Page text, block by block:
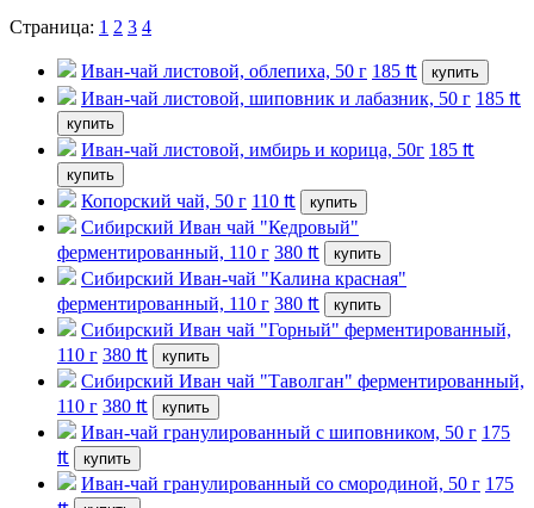
Страница: 1 2 3 4
Иван-чай листовой, облепиха, 50 г 185 ₶ купить
Иван-чай листовой, шиповник и лабазник, 50 г 185 ₶
купить
Иван-чай листовой, имбирь и корица, 50г 185 ₶
купить
Копорский чай, 50 г 110 ₶ купить
Сибирский Иван чай "Кедровый"
ферментированный, 110 г 380 ₶ купить
Сибирский Иван-чай "Калина красная"
ферментированный, 110 г 380 ₶ купить
Сибирский Иван чай "Горный" ферментированный,
110 г 380 ₶ купить
Сибирский Иван чай "Таволган" ферментированный,
110 г 380 ₶ купить
Иван-чай гранулированный с шиповником, 50 г 175
₶
купить
Иван-чай гранулированный со смородиной, 50 г 175